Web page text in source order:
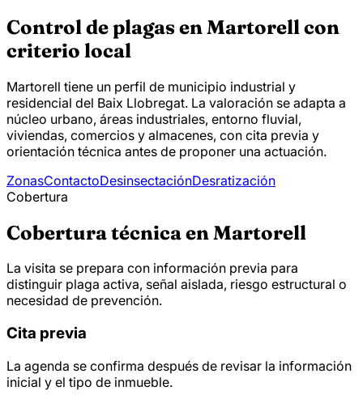
Control de plagas en Martorell con
criterio local
Martorell tiene un perfil de municipio industrial y
residencial del Baix Llobregat. La valoración se adapta a
núcleo urbano, áreas industriales, entorno fluvial,
viviendas, comercios y almacenes, con cita previa y
orientación técnica antes de proponer una actuación.
ZonasContactoDesinsectaciónDesratización
Cobertura
Cobertura técnica en Martorell
La visita se prepara con información previa para
distinguir plaga activa, señal aislada, riesgo estructural o
necesidad de prevención.
Cita previa
La agenda se confirma después de revisar la información
inicial y el tipo de inmueble.